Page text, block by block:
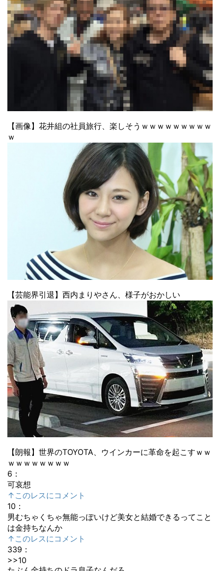
【画像】花井組の社員旅行、楽しそうｗｗｗｗｗｗｗｗｗ
ｗ
【芸能界引退】西内まりやさん、様子がおかしい
【朗報】世界のTOYOTA、ウインカーに革命を起こすｗｗ
ｗｗｗｗｗｗｗｗ
6 ：
可哀想
↑このレスにコメント
10 ：
男むちゃくちゃ無能っぽいけど美女と結婚できるってこと
は金持ちなんか
↑このレスにコメント
339 ：
>>10